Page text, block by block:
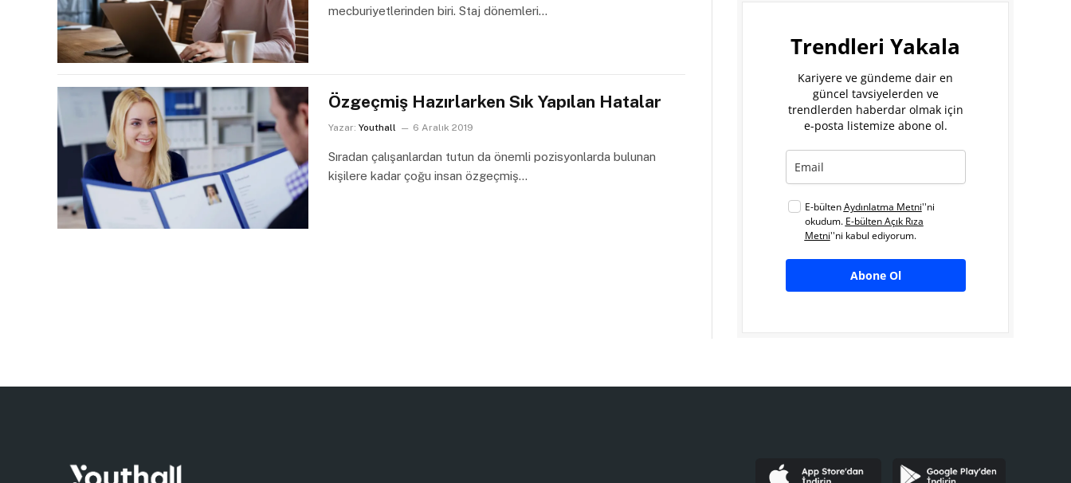
mecburiyetlerinden biri. Staj dönemleri…
Özgeçmiş Hazırlarken Sık Yapılan Hatalar
Yazar: Youthall 6 Aralık 2019
Sıradan çalışanlardan tutun da önemli pozisyonlarda bulunan
kişilere kadar çoğu insan özgeçmiş…
Trendleri Yakala
Kariyere ve gündeme dair en
güncel tavsiyelerden ve
trendlerden haberdar olmak için
e-posta listemize abone ol.
E-bültenAydınlatma Metni''ni
okudum. E-bülten Açık Rıza
Metni''ni kabul ediyorum.
Abone Ol